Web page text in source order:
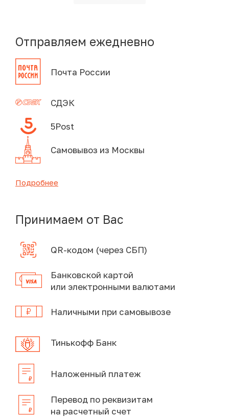
Отправляем ежедневно
Почта России
СДЭК
5Post
Самовывоз из Москвы
Подробнее
Принимаем от Вас
QR-кодом (через СБП)
Банковской картой
или электронными валютами
Наличными при самовывозе
Тинькофф Банк
Наложенный платеж
Перевод по реквизитам
на расчетный счет